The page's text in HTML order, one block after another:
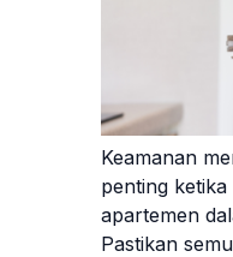
Keamanan
penting
apartemen
Pastikan